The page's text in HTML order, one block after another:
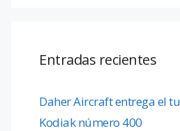
Entradas recientes
Daher Aircraft entrega el
Kodiak número 400